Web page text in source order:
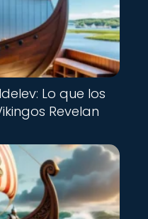
Lo que los
Revelan